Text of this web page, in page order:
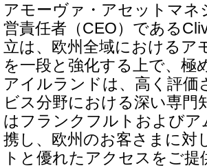
アモーヴァ・アセットマ
営責任者（CEO）である
立は、欧州全域における
を一段と強化する上で、極
アイルランドは、高く評価
ビス分野における深い専門
はフランクフルトおよび
携し、欧州のお客さまに対
トと優れたアクセスをご